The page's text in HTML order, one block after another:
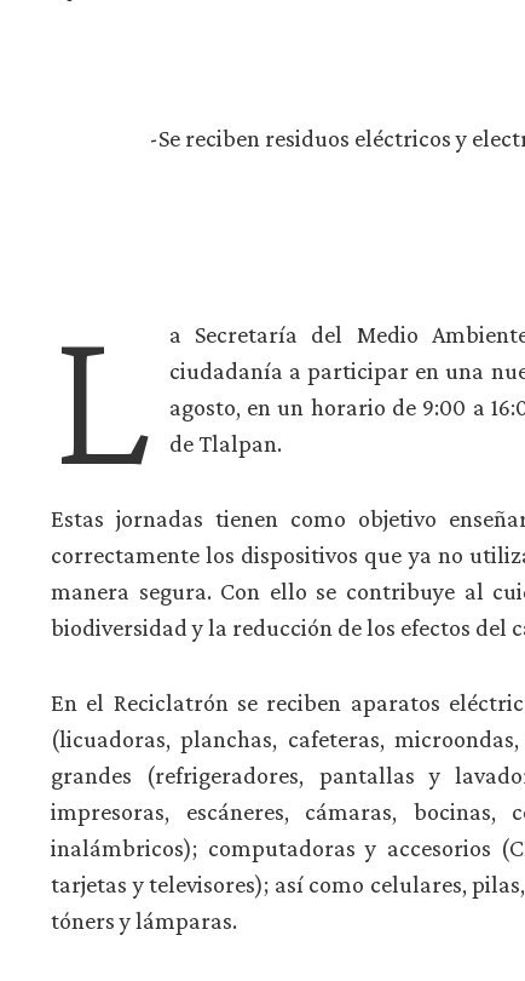
-Se reciben residuos eléctricos y
L
a Secretaría del Medio
ciudadanía a participar en una
agosto, en un horario de 9:00 a
de Tlalpan.
Estas jornadas tienen como objetivo
correctamente los dispositivos que ya no
manera segura. Con ello se contribuye al
biodiversidad y la reducción de los efectos del
En el Reciclatrón se reciben aparatos
(licuadoras, planchas, cafeteras,
grandes (refrigeradores, pantallas y
impresoras, escáneres, cámaras,
inalámbricos); computadoras y accesorios
tarjetas y televisores); así como celulares,
tóners y lámparas.